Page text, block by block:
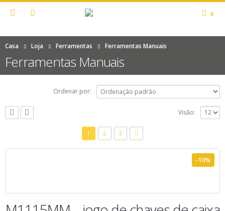
0
Casa Loja Ferramentas Ferramentas Manuais
Ferramentas Manuais
Ordenar por:
Visão:
1 2 3
-10%